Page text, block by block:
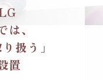
、
扱う」
置